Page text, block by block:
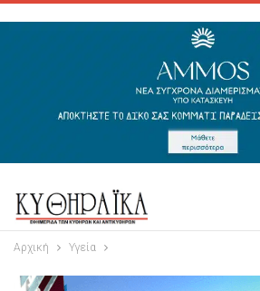
Αρχική Υγεία